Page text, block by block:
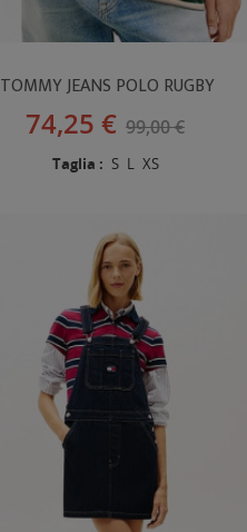
TOMMY JEANS POLO RUGBY
74,25 € 99,00 €
Taglia : S L XS